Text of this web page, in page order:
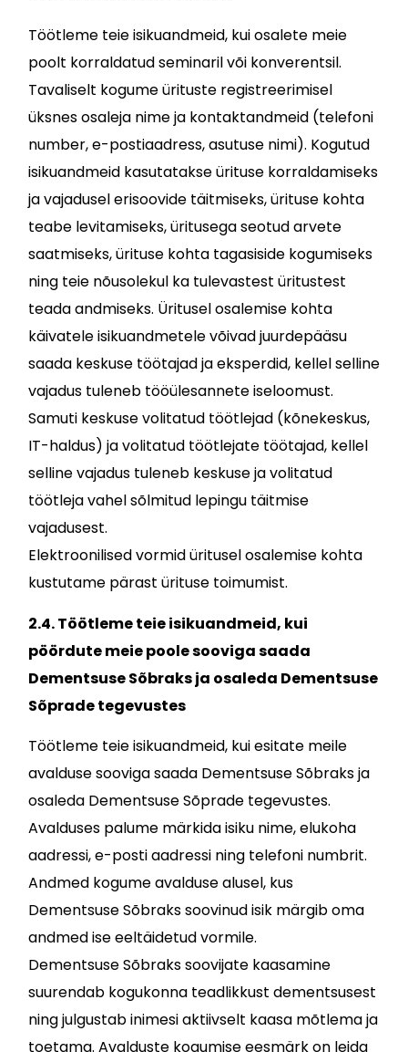
Töötleme teie isikuandmeid, kui osalete meie
poolt korraldatud seminaril või konverentsil.
Tavaliselt kogume ürituste registreerimisel
üksnes osaleja nime ja kontaktandmeid (telefoni
number, e-postiaadress, asutuse nimi). Kogutud
isikuandmeid kasutatakse ürituse korraldamiseks
ja vajadusel erisoovide täitmiseks, ürituse kohta
teabe levitamiseks, üritusega seotud arvete
saatmiseks, ürituse kohta tagasiside kogumiseks
ning teie nõusolekul ka tulevastest üritustest
teada andmiseks. Üritusel osalemise kohta
käivatele isikuandmetele võivad juurdepääsu
saada keskuse töötajad ja eksperdid, kellel selline
vajadus tuleneb tööülesannete iseloomust.
Samuti keskuse volitatud töötlejad (kõnekeskus,
IT-haldus) ja volitatud töötlejate töötajad, kellel
selline vajadus tuleneb keskuse ja volitatud
töötleja vahel sõlmitud lepingu täitmise
vajadusest.
Elektroonilised vormid üritusel osalemise kohta
kustutame pärast ürituse toimumist.
2.4. Töötleme teie isikuandmeid, kui
pöördute meie poole sooviga saada
Dementsuse Sõbraks ja osaleda Dementsuse
Sõprade tegevustes
Töötleme teie isikuandmeid, kui esitate meile
avalduse sooviga saada Dementsuse Sõbraks ja
osaleda Dementsuse Sõprade tegevustes.
Avalduses palume märkida isiku nime, elukoha
aadressi, e-posti aadressi ning telefoni numbrit.
Andmed kogume avalduse alusel, kus
Dementsuse Sõbraks soovinud isik märgib oma
andmed ise eeltäidetud vormile.
Dementsuse Sõbraks soovijate kaasamine
suurendab kogukonna teadlikkust dementsusest
ning julgustab inimesi aktiivselt kaasa mõtlema ja
toetama. Avalduste kogumise eesmärk on leida